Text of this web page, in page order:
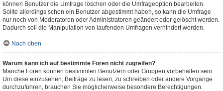
können Benutzer die Umfrage löschen oder die Umfrageoption bearbeiten.
Sollte allerdings schon ein Benutzer abgestimmt haben, so kann die Umfrage
nur noch von Moderatoren oder Administratoren geändert oder gelöscht werden.
Dadurch soll die Manipulation von laufenden Umfragen verhindert werden.
Nach oben
Warum kann ich auf bestimmte Foren nicht zugreifen?
Manche Foren können bestimmten Benutzern oder Gruppen vorbehalten sein.
Um diese einzusehen, Beiträge zu lesen, zu schreiben oder andere Vorgänge
durchzuführen, brauchen Sie möglicherweise besondere Berechtigungen.